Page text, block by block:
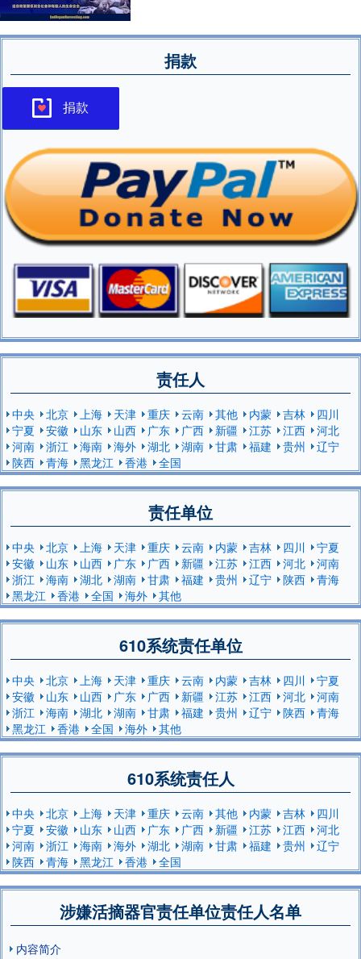
捐款
捐款
责任人
中央 北京 上海 天津 重庆 云南 其他 内蒙 吉林
四川
宁夏
安徽 山东 山西 广东 广西 新疆 江苏 江西
河北
河南
浙江 海南 海外 湖北 湖南 甘肃 福建 贵州
辽宁
陕西
青海 黑龙江 香港 全国
责任单位
中央 北京 上海 天津 重庆 云南 内蒙 吉林 四川
宁夏
安徽
山东 山西 广东 广西 新疆 江苏 江西 河北
河南
浙江
海南 湖北 湖南 甘肃 福建 贵州 辽宁 陕西
青海
黑龙江
香港 全国 海外 其他
610系统责任单位
中央 北京 上海 天津 重庆 云南 内蒙 吉林 四川
宁夏
安徽
山东 山西 广东 广西 新疆 江苏 江西 河北
河南
浙江
海南 湖北 湖南 甘肃 福建 贵州 辽宁 陕西
青海
黑龙江
香港 全国 海外 其他
610系统责任人
中央 北京 上海 天津 重庆 云南 其他 内蒙 吉林
四川
宁夏
安徽 山东 山西 广东 广西 新疆 江苏 江西
河北
河南
浙江 海南 海外 湖北 湖南 甘肃 福建 贵州
辽宁
陕西
青海 黑龙江 香港 全国
涉嫌活摘器官责任单位责任人名单
内容简介